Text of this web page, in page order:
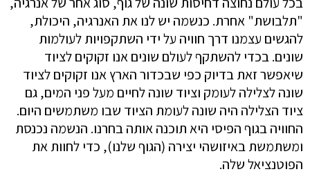
"תלבושת" אחרת. כנשמה יש לנו את האנרגיה, היכולת,
להגשים עצמנו דרך חוויה על ידי השתקפויות לעולמות
שונים. בכדי להשתקף לעולם שונים אנו זקוקים לציוד
שיאפשר זאת בדיוק כפי שבכדור הארץ אנו זקוקים לציוד
שונה לצלילה לעומק וציוד שונה לחיים מעל פני המים, גם
ציוד הצלילה היה שונה לעומת הציוד שבו משתמשים היום.
החוויה בגוף הפיסי היא תוכנה אותה בחרנו. הנשמה נכנסת
ומשתמשת באיזושהי יצירה (הגוף שלנו), כדי לחוות את
הפוטנציאל שלה.